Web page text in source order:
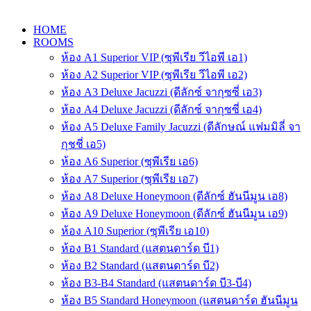
HOME
ROOMS
ห้อง A1 Superior VIP (ซุพีเรีย วีไอพี เอ1)
ห้อง A2 Superior VIP (ซุพีเรีย วีไอพี เอ2)
ห้อง A3 Deluxe Jacuzzi (ดีลักซ์ จากุซซี่ เอ3)
ห้อง A4 Deluxe Jacuzzi (ดีลักซ์ จากุซซี่ เอ4)
ห้อง A5 Deluxe Family Jacuzzi (ดีลักษณ์ แฟมมิลี่ จา
กุชชี่ เอ5)
ห้อง A6 Superior (ซุพีเรีย เอ6)
ห้อง A7 Superior (ซุพีเรีย เอ7)
ห้อง A8 Deluxe Honeymoon (ดีลักซ์ ฮันนีมูน เอ8)
ห้อง A9 Deluxe Honeymoon (ดีลักซ์ ฮันนีมูน เอ9)
ห้อง A10 Superior (ซุพีเรีย เอ10)
ห้อง B1 Standard (แสตนดาร์ด บี1)
ห้อง B2 Standard (แสตนดาร์ด บี2)
ห้อง B3-B4 Standard (แสตนดาร์ด บี3-บี4)
ห้อง B5 Standard Honeymoon (แสตนดาร์ด ฮันนีมูน